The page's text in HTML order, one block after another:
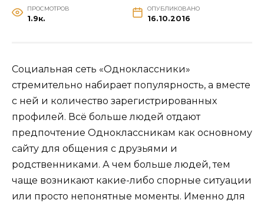
ПРОСМОТРОВ
1.9к.
ОПУБЛИКОВАНО
16.10.2016
Социальная сеть «Одноклассники»
стремительно набирает популярность, а вместе
с ней и количество зарегистрированных
профилей. Всё больше людей отдают
предпочтение Одноклассникам как основному
сайту для общения с друзьями и
родственниками. А чем больше людей, тем
чаще возникают какие-либо спорные ситуации
или просто непонятные моменты. Именно для